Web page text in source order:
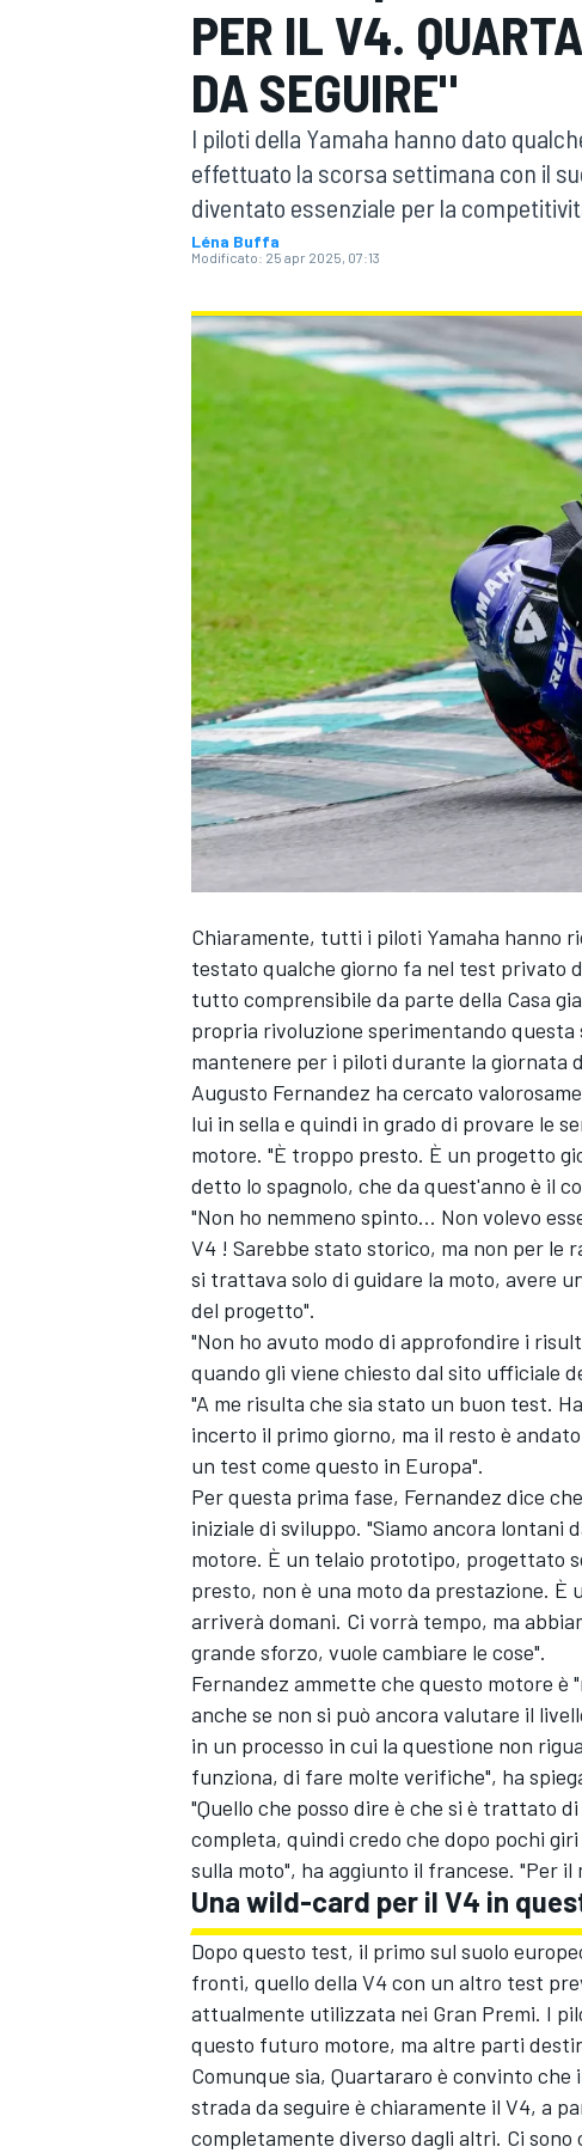
MOTOGP WEC
MONOPOSTO
ENDURANCE/GT
PER IL V4.
DA SEGUIRE"
I piloti della Yamaha hanno dato
effettuato la scorsa settimana con il
diventato essenziale per la
Léna Buffa
Modificato: 25 apr 2025, 07:13
Chiaramente, tutti i piloti Yamaha hanno
testato qualche giorno fa nel test privato
tutto comprensibile da parte della Casa
propria rivoluzione sperimentando
mantenere per i piloti durante la giornata
Augusto Fernandez ha cercato
lui in sella e quindi in grado di provare le
motore. "È troppo presto. È un progetto
detto lo spagnolo, che da quest'anno è il
"Non ho nemmeno spinto... Non volevo
V4 ! Sarebbe stato storico, ma non per le
si trattava solo di guidare la moto, avere
del progetto".
"Non ho avuto modo di approfondire i
quando gli viene chiesto dal sito ufficiale
"A me risulta che sia stato un buon test.
incerto il primo giorno, ma il resto è
un test come questo in Europa".
Per questa prima fase, Fernandez dice
iniziale di sviluppo. "Siamo ancora lontani
motore. È un telaio prototipo, progettato
presto, non è una moto da prestazione.
arriverà domani. Ci vorrà tempo, ma
grande sforzo, vuole cambiare le cose".
Fernandez ammette che questo motore è
anche se non si può ancora valutare il
in un processo in cui la questione non
funziona, di fare molte verifiche", ha
"Quello che posso dire è che si è trattato
completa, quindi credo che dopo pochi
sulla moto", ha aggiunto il francese. "Per
Una wild-card per il V4 in
Dopo questo test, il primo sul suolo
fronti, quello della V4 con un altro test
attualmente utilizzata nei Gran Premi. I
questo futuro motore, ma altre parti
Comunque sia, Quartararo è convinto che
strada da seguire è chiaramente il V4, a
completamente diverso dagli altri. Ci